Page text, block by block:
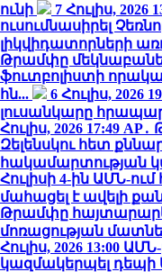
ունի
7 Հուլիս, 2026
ուսումնասիրել
լիկվիդատորների
Թրամփը
ֆուտբոլիստի
հն...
6 Հուլիս, 2026
լուսանկարը
Հուլիս, 2026 17:49 AP․
Զելենսկու հետ
հակամարտության
Հուլիսի 4-ին ԱՄՆ-
մահացել է ավելի
Թրամփը
մոռացության
Հուլիս, 2026 13:00
կազմակերպել